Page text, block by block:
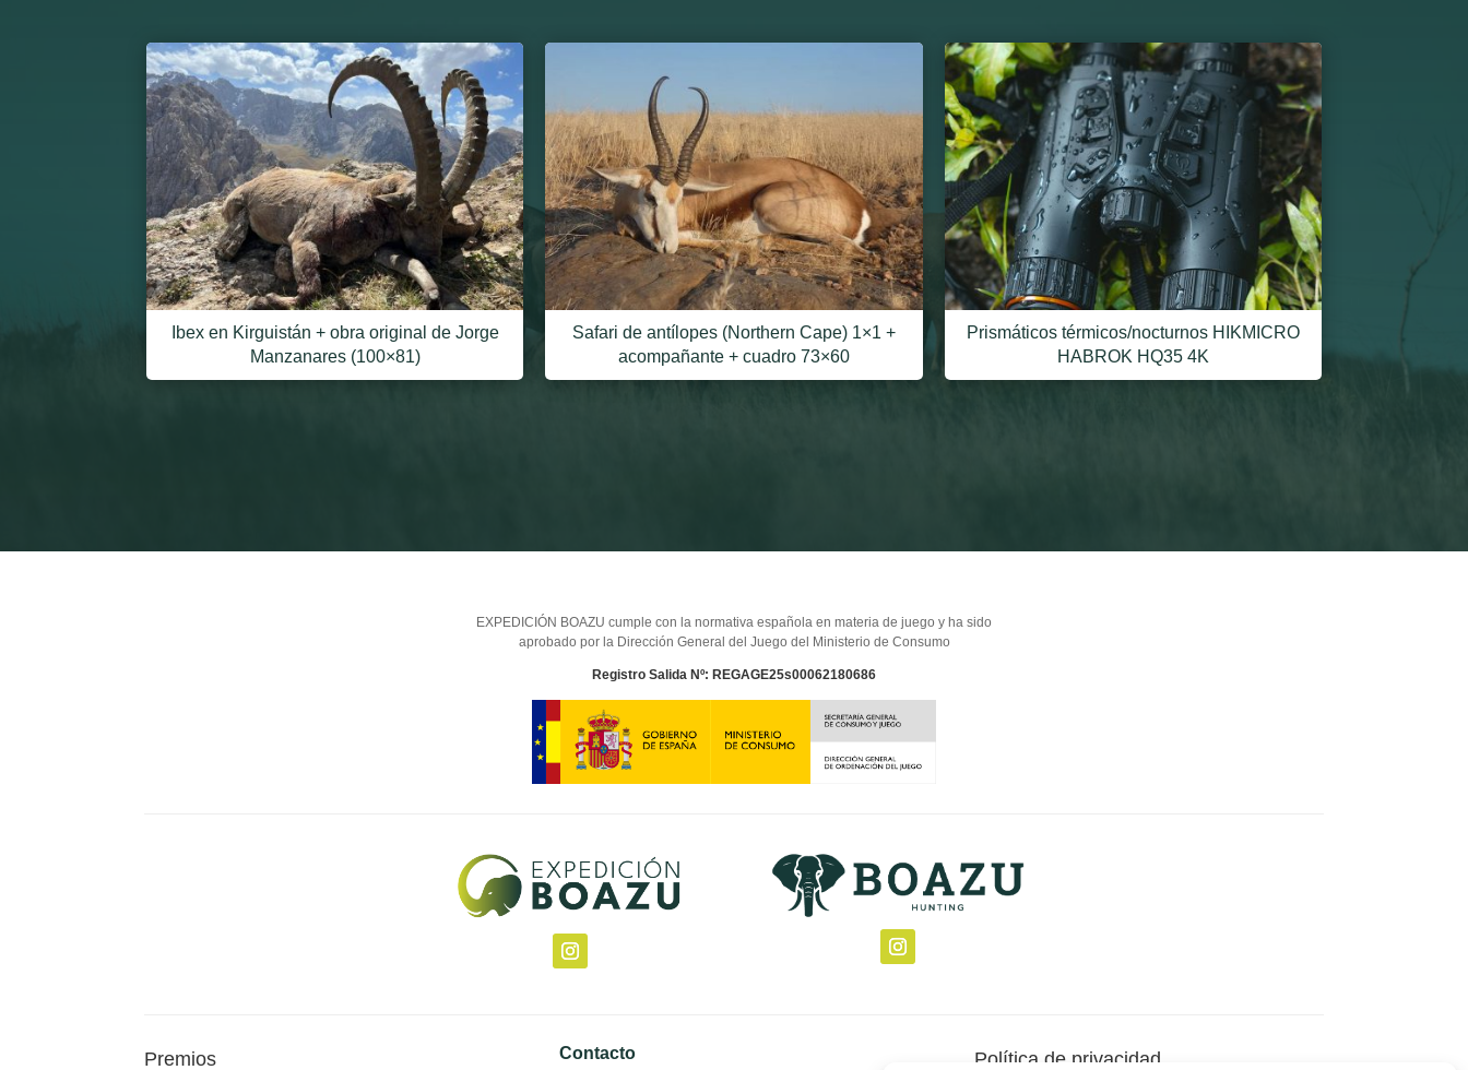
Ibex en Kirguistán + obra original de Jorge
Manzanares (100×81)
Safari de antílopes (Northern Cape) 1×1 +
acompañante + cuadro 73×60
Prismáticos térmicos/nocturnos HIKMICRO
HABROK HQ35 4K
EXPEDICIÓN BOAZU cumple con la normativa española en materia de juego y ha sido
aprobado por la Dirección General del Juego del Ministerio de Consumo
Registro Salida Nº: REGAGE25s00062180686
Premios Contacto Política de privacidad